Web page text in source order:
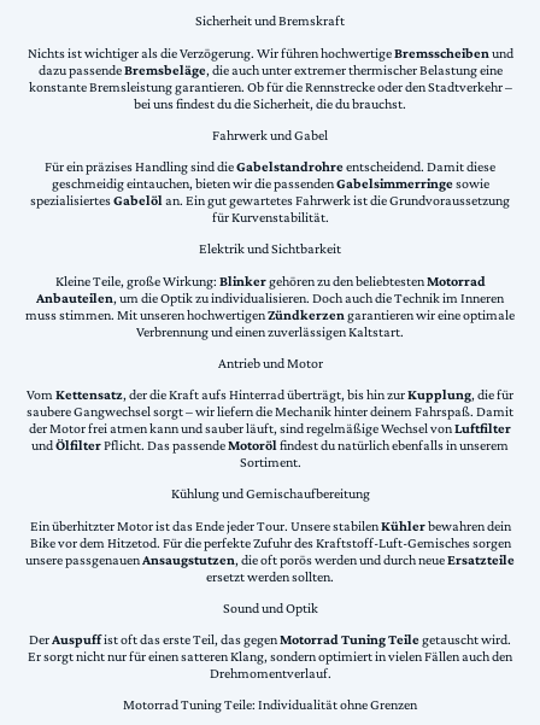
Sicherheit und Bremskraft
Nichts ist wichtiger als die Verzögerung. Wir führen hochwertigeBremsscheiben und
dazu passendeBremsbeläge, die auch unter extremer thermischer Belastung eine
konstante Bremsleistung garantieren. Ob für die Rennstrecke oder den Stadtverkehr –
bei uns findest du die Sicherheit, die du brauchst.
Fahrwerk und Gabel
Für ein präzises Handling sind dieGabelstandrohreentscheidend. Damit diese
geschmeidig eintauchen, bieten wir die passendenGabelsimmerringesowie
spezialisiertesGabelölan. Ein gut gewartetes Fahrwerk ist die Grundvoraussetzung
für Kurvenstabilität.
Elektrik und Sichtbarkeit
Kleine Teile, große Wirkung: Blinkergehören zu den beliebtestenMotorrad
Anbauteilen, um die Optik zu individualisieren. Doch auch die Technik im Inneren
muss stimmen. Mit unseren hochwertigenZündkerzen garantieren wir eine optimale
Verbrennung und einen zuverlässigen Kaltstart.
Antrieb und Motor
VomKettensatz, der die Kraft aufs Hinterrad überträgt, bis hin zurKupplung, die für
saubere Gangwechsel sorgt – wir liefern die Mechanik hinter deinem Fahrspaß. Damit
der Motor frei atmen kann und sauber läuft, sind regelmäßige Wechsel vonLuftfilter
undÖlfilterPflicht. Das passendeMotorölfindest du natürlich ebenfalls in unserem
Sortiment.
Kühlung und Gemischaufbereitung
Ein überhitzter Motor ist das Ende jeder Tour. Unsere stabilenKühlerbewahren dein
Bike vor dem Hitzetod. Für die perfekte Zufuhr des Kraftstoff-Luft-Gemisches sorgen
unsere passgenauenAnsaugstutzen, die oft porös werden und durch neueErsatzteile
ersetzt werden sollten.
Sound und Optik
DerAuspuffist oft das erste Teil, das gegenMotorrad Tuning Teilegetauscht wird.
Er sorgt nicht nur für einen satteren Klang, sondern optimiert in vielen Fällen auch den
Drehmomentverlauf.
Motorrad Tuning Teile: Individualität ohne Grenzen